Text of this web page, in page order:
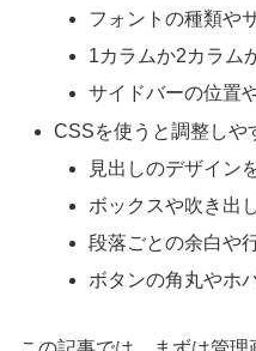
フォントの種類や
1カラムか2カラム
サイドバーの位置
CSSを使うと調整しや
見出しのデザイン
ボックスや吹き出
段落ごとの余白や
ボタンの角丸やホ